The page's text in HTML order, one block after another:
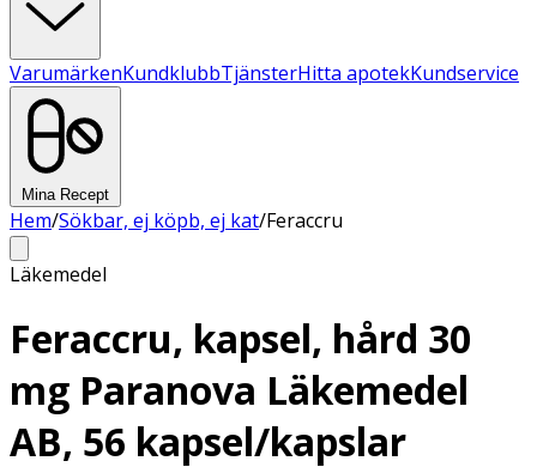
VarumärkenKundklubbTjänsterHitta apotekKundservice
Mina Recept
Hem/Sökbar, ej köpb, ej kat/Feraccru
Läkemedel
Feraccru, kapsel, hård 30
mg Paranova Läkemedel
AB, 56 kapsel/kapslar